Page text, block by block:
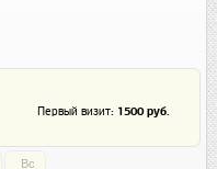
Первый визит: 1500 руб.
Вс